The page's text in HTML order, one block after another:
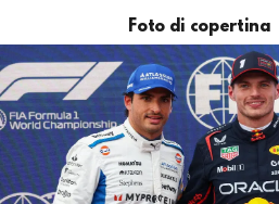
Foto di copertina